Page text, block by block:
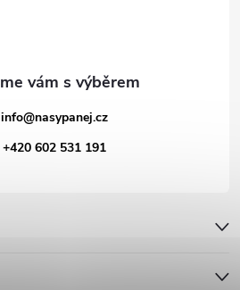
info@nasypanej.cz
+420 602 531 191